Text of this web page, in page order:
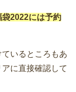
2022には予約
いるところもあ
に直接確認して